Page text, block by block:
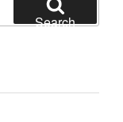
Search